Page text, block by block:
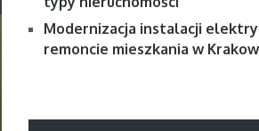
Modernizacja instalacji
remoncie mieszkania w